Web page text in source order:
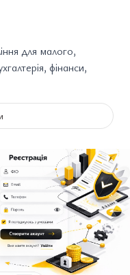
для малого,
фінанси,